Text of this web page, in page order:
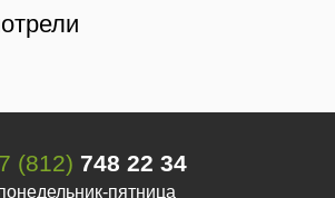
(812) 748 22 34
пятница